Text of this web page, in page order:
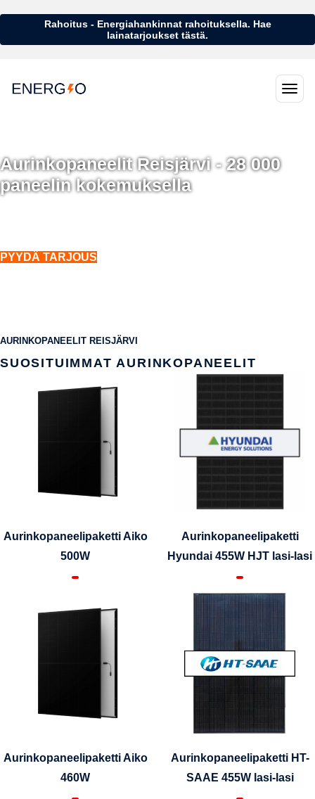
Rahoitus - Energiahankinnat rahoituksella. Hae
lainatarjoukset tästä.
Aurinkopaneelit Reisjärvi - 28 000
paneelin kokemuksella
PYYDÄ TARJOUS
AURINKOPANEELIT REISJÄRVI
SUOSITUIMMAT AURINKOPANEELIT
Aurinkopaneelipaketti Aiko
500W
Aurinkopaneelipaketti
Hyundai 455W HJT lasi-lasi
Aurinkopaneelipaketti Aiko
460W
Aurinkopaneelipaketti HT-
SAAE 455W lasi-lasi